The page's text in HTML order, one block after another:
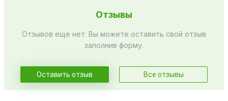
Отзывы
Отзывов еще нет. Вы можете оставить свой отзыв
заполнив форму.
Оставить отзыв Все отзывы